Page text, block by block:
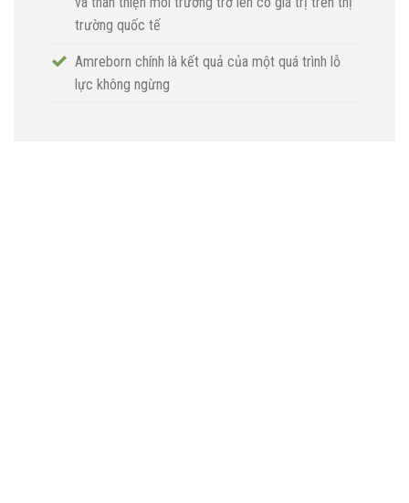
trường quốc tế
Amreborn chính là kết quả của một quá trình lỗ
lực không ngừng